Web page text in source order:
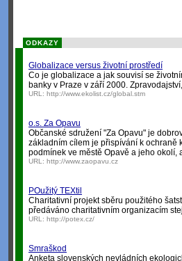
ODKAZY
Globalizace versus životní prostředí
Co je globalizace a jak souvisí se
banky v Praze v září 2000.
URL: http://www.ekolist.cz/global.stm
o.s. Za Opavu
Občanské sdružení "Za Opavu" je
základním cílem je přispívání k ochraně
podmínek ve městě Opavě a jeho
URL: http://www.zaopavu.cz
POužitý TEXtil
Charitativní projekt sběru použitého
předáváno charitativním organizacím
URL: http://potex.cz/
Smraškod
Anketa slovenských nevládních